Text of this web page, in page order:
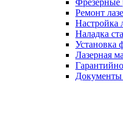
Фрезерные
Ремонт
Настройка
Наладка
Установка
Лазерная